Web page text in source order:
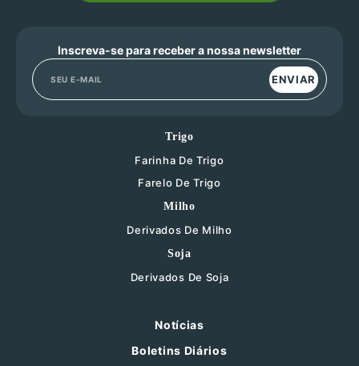
Inscreva-se para receber a nossa newsletter
ENVIAR
Trigo
Farinha De Trigo
Farelo De Trigo
Milho
Derivados De Milho
Soja
Derivados De Soja
Notícias
Boletins Diários